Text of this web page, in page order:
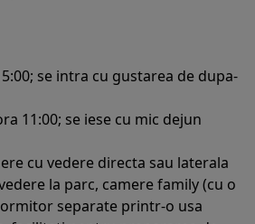
se intra cu gustarea de dupa-
11:00; se iese cu mic dejun
cu vedere directa sau laterala
la parc, camere family (cu o
separate printr-o usa